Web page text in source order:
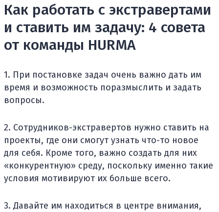
Как работать с экстравертами
и ставить им задачу: 4 совета
от команды HURMA
1. При постановке задач очень важно дать им
время и возможность поразмыслить и задать
вопросы.
2. Сотрудников-экстравертов нужно ставить на
проекты, где они смогут узнать что-то новое
для себя. Кроме того, важно создать для них
«конкурентную» среду, поскольку именно такие
условия мотивируют их больше всего.
3. Давайте им находиться в центре внимания,